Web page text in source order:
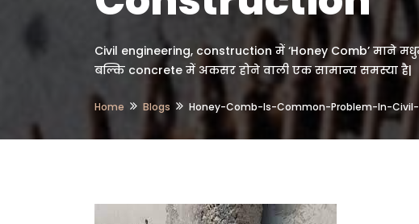
Civil engineering, construction में ‘Honey Comb’ माने
बल्कि concrete में अकसर होने वाली एक सामान्य समस्या है|
Home Blogs Honey-Comb-Is-Common-Problem-In-